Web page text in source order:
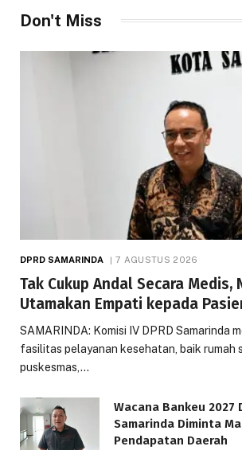
Don't Miss
DPRD SAMARINDA 7 AGUSTUS 2026
Tak Cukup Andal Secara Medis,
Utamakan Empati kepada
SAMARINDA: Komisi IV DPRD Samarinda
fasilitas pelayanan kesehatan, baik rumah
puskesmas,…
Wacana Bankeu 2027
Samarinda Diminta
Pendapatan Daerah